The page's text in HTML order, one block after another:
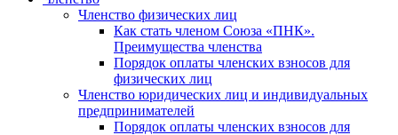
Членство физических лиц
Как стать членом Союза «ПНК».
Преимущества членства
Порядок оплаты членских взносов для
физических лиц
Членство юридических лиц и индивидуальных
предпринимателей
Порядок оплаты членских взносов для